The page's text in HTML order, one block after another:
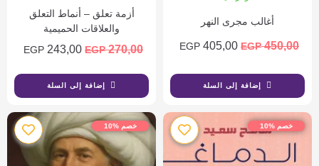
أغالب مجرى النهر
450,00
EGP
405,00
EGP
إضافة إلى السلة
أزمة تعلق – أنماط التعلق
والعلاقات الحميمية
270,00
EGP
243,00
EGP
إضافة إلى السلة
خصم %10 خصم %10